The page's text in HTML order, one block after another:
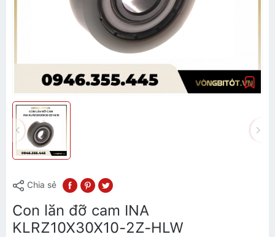
Chia sẻ
Con lăn đỡ cam INA
KLRZ10X30X10-2Z-HLW